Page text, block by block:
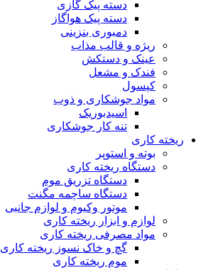
دسته پیک گازی
دسته پیک هواگاز
دمبوری بنزینی
ریژه و قالب مذاب
عینک و دستکش
فندک و مشعل
کپسول
مواد جوشکاری و ذوب
اسیدبوریک
تنه کار جوشکاری
ریخته کاری
بوته و استوپر
دستگاه ریخته کاری
دستگاه تزریق موم
دستگاه ساچمه مگنت
موتور وکیوم و لوازم جانبی
لوازم و ابزار ریخته کاری
مواد مصرفی ریخته کاری
گچ و خاک نسوز ریخته کاری
موم ریخته کاری